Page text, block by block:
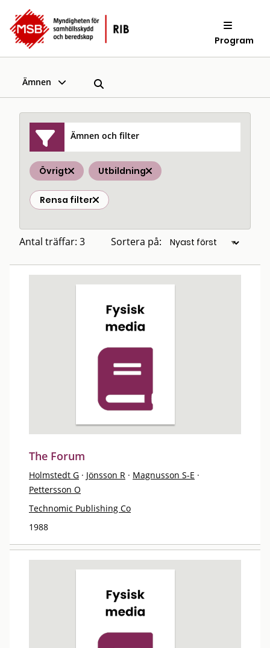
Program
Ämnen
Ämnen och filter
Övrigt Utbildning
Rensa filter
Antal träffar: 3 Sortera på:
The Forum
Holmstedt G · Jönsson R · Magnusson S-E ·
Pettersson O
Technomic Publishing Co
1988